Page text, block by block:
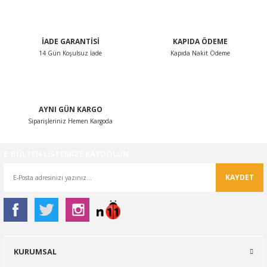
İADE GARANTİSİ
14 Gün Koşulsuz İade
KAPIDA ÖDEME
Kapıda Nakit Ödeme
AYNI GÜN KARGO
Siparişleriniz Hemen Kargoda
KAYDET
KURUMSAL